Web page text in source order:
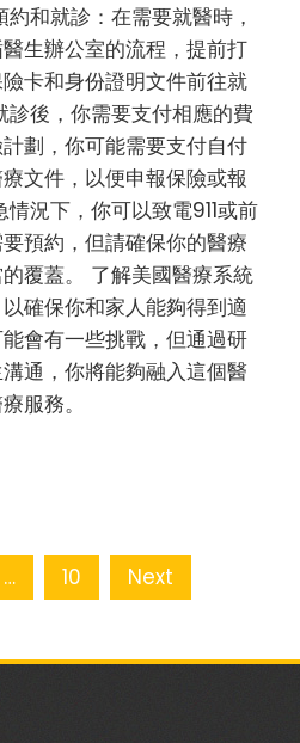
和就診：在需要就醫時，
生辦公室的流程，提前打
卡和身份證明文件前往就
後，你需要支付相應的費
劃，你可能需要支付自付
文件，以便申報保險或報
況下，你可以致電911或前
預約，但請確保你的醫療
覆蓋。 了解美國醫療系統
確保你和家人能夠得到適
會有一些挑戰，但通過研
通，你將能夠融入這個醫
服務。
… 10 Next